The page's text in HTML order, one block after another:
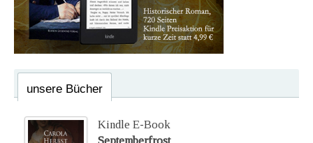
unsere Bücher
Kindle E-Book